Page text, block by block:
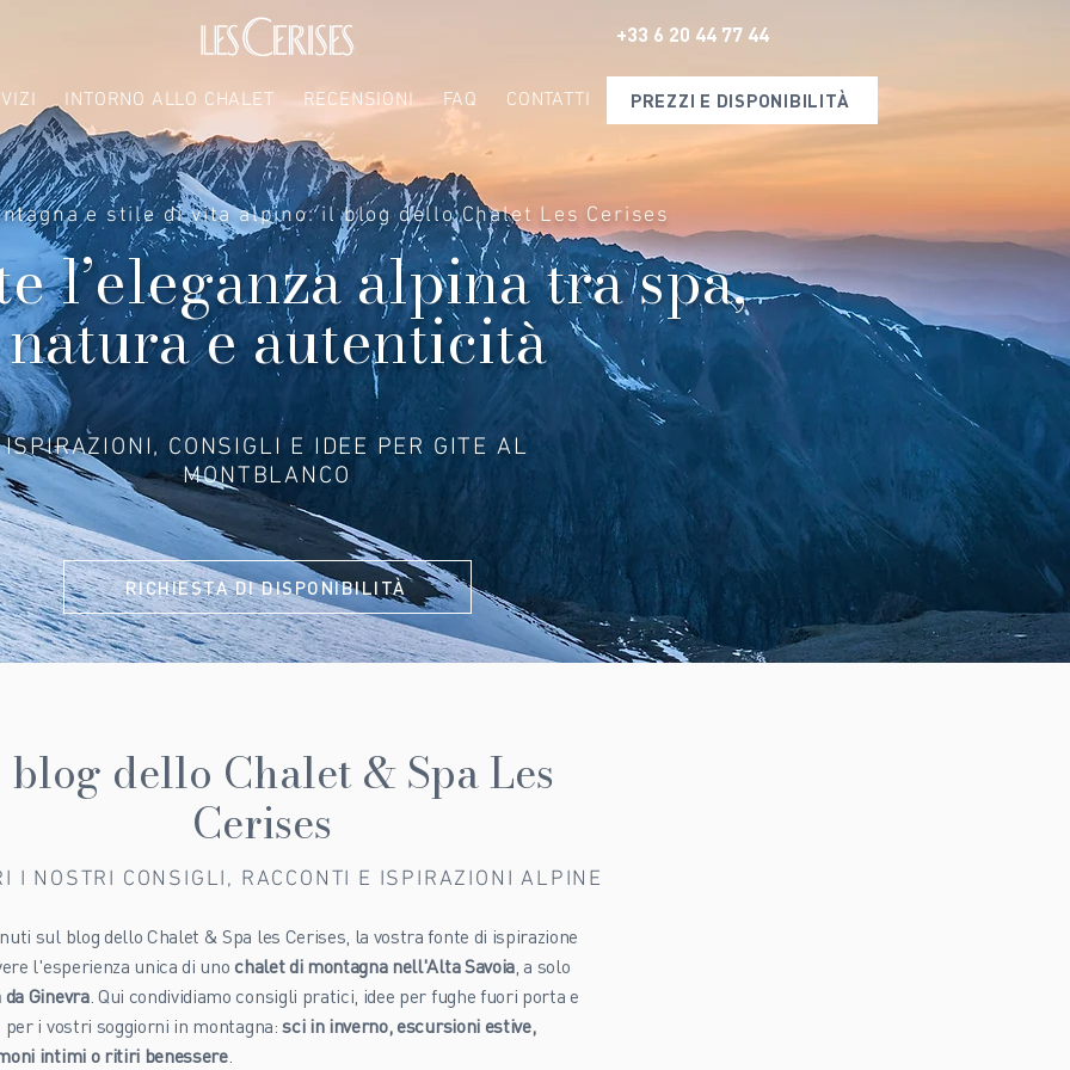
+33 6 20 44 77 44
INTORNO ALLO CHALET RECENSIONI FAQ CONTATTI PREZZI E DISPONIBILITÀ
e stile di vita alpino: il blog dello Chalet Les Cerises
l’eleganza alpina tra spa,
natura e autenticità
ISPIRAZIONI, CONSIGLI E IDEE PER GITE AL
MONTBLANCO
RICHIESTA DI DISPONIBILITÀ
dello Chalet & Spa Les
Cerises
I NOSTRI CONSIGLI, RACCONTI E ISPIRAZIONI ALPINE
sul blog dello Chalet & Spa les Cerises, la vostra fonte di ispirazione
l'esperienza unica di unochalet di montagna nell'Alta Savoia, a solo
Ginevra. Qui condividiamo consigli pratici, idee per fughe fuori porta e
i vostri soggiorni in montagna:sci in inverno, escursioni estive,
intimi o ritiri benessere.